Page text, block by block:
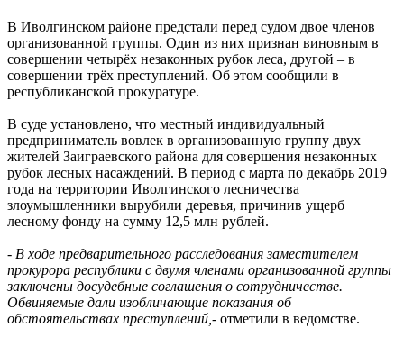
В Иволгинском районе предстали перед судом двое членов
организованной группы. Один из них признан виновным в
совершении четырёх незаконных рубок леса, другой – в
совершении трёх преступлений. Об этом сообщили в
республиканской прокуратуре.
В суде установлено, что местный индивидуальный
предприниматель вовлек в организованную группу двух
жителей Заиграевского района для совершения незаконных
рубок лесных насаждений. В период с марта по декабрь 2019
года на территории Иволгинского лесничества
злоумышленники вырубили деревья, причинив ущерб
лесному фонду на сумму 12,5 млн рублей.
- В ходе предварительного расследования заместителем
прокурора республики с двумя членами организованной группы
заключены досудебные соглашения о сотрудничестве.
Обвиняемые дали изобличающие показания об
обстоятельствах преступлений,- отметили в ведомстве.